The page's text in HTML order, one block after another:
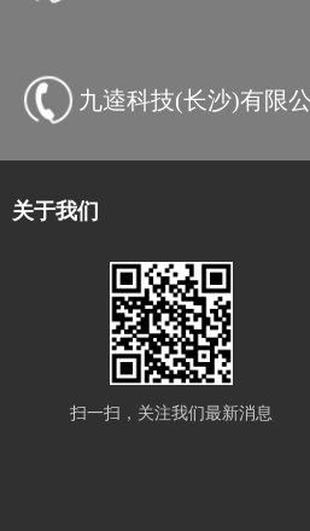
九逵科技(长沙)有限
关于我们
扫一扫，关注我们最新消息